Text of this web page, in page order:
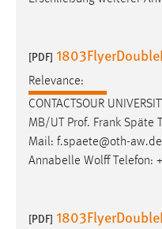
[PDF]
Relevance:
CONTACTSOUR
MB/UT Prof. Frank Späte
Mail: f.spaete@oth-
Annabelle Wolff Telefon:
[PDF]